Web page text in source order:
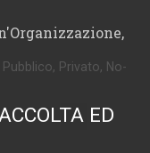
Privato, No-
ED